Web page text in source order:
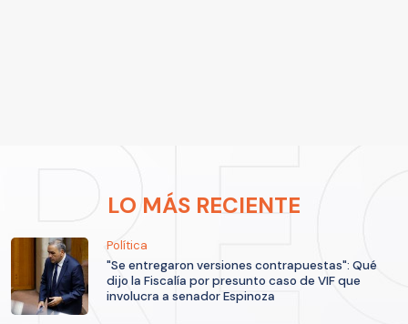
LO MÁS RECIENTE
Política
"Se entregaron versiones contrapuestas": Qué
dijo la Fiscalía por presunto caso de VIF que
involucra a senador Espinoza